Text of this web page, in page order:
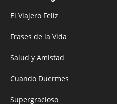
El Viajero Feliz
Frases de la Vida
Salud y Amistad
Cuando Duermes
Supergracioso